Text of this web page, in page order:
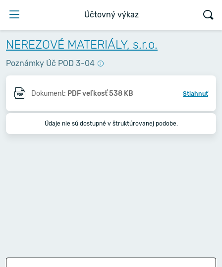
Účtovný výkaz
NEREZOVÉ MATERIÁLY, s.r.o.
Poznámky Úč POD 3-04
Dokument: PDF veľkosť 538 KB Stiahnuť
Údaje nie sú dostupné v štruktúrovanej podobe.